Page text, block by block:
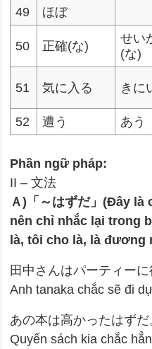
49
ほぼ
50 正確(な)
せい
(な)
51 気に入る きに
52
遭う あう
Phần ngữ pháp:
II – 文法
Ａ)「～はずだ」(Đây
nên chỉ nhắc lại trong
là, tôi cho là, là đương
田中さんはパーティーに
Anh tanaka chắc sẽ đi
あの本は高かったはずだ
Quyển sách kia chắc